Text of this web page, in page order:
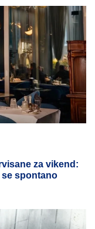
za vikend:
spontano